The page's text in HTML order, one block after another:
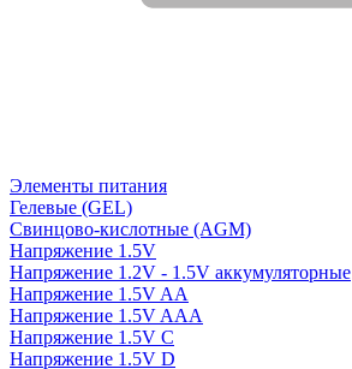
Элементы питания
Гелевые (GEL)
Свинцово-кислотные (AGM)
Напряжение 1.5V
Напряжение 1.2V - 1.5V аккумуляторные
Напряжение 1.5V AA
Напряжение 1.5V AAA
Напряжение 1.5V C
Напряжение 1.5V D